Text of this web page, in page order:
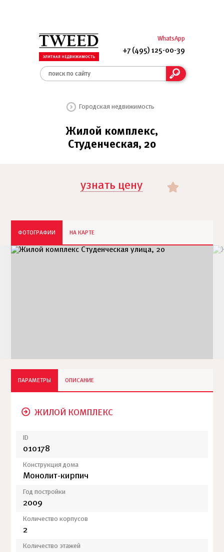
WhatsApp
+7 (495) 125-00-39
Городская недвижимость
Жилой комплекс,
Студенческая, 20
узнать цену
ФОТОГРАФИИ НА КАРТЕ
ПАРАМЕТРЫ ОПИСАНИЕ
ЖИЛОЙ КОМПЛЕКС
ID
010178
Конструкция дома
Монолит-кирпич
Год постройки
2009
Количество корпусов
2
Количество этажей